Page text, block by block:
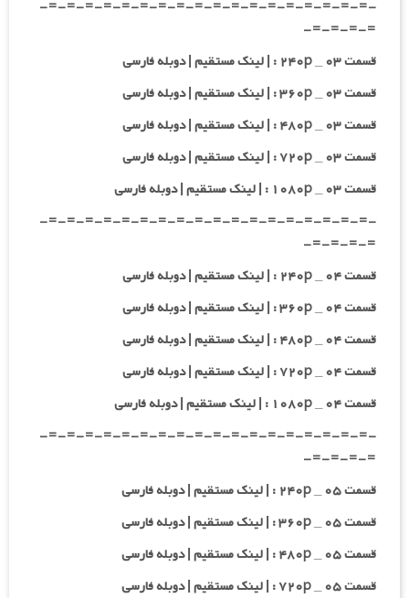
-=-=-=-=-=-=-=-=-=-=-=-=-=-=-=-=-=-=-
=-=-=-=-
قسمت ۰۳ _ ۲۴۰p : | لینک مستقیم | دوبله فارسی
قسمت ۰۳ _ ۳۶۰p : | لینک مستقیم | دوبله فارسی
قسمت ۰۳ _ ۴۸۰p : | لینک مستقیم | دوبله فارسی
قسمت ۰۳ _ ۷۲۰p : | لینک مستقیم | دوبله فارسی
قسمت ۰۳ _ ۱۰۸۰p : | لینک مستقیم | دوبله فارسی
-=-=-=-=-=-=-=-=-=-=-=-=-=-=-=-=-=-=-
=-=-=-=-
قسمت ۰۴ _ ۲۴۰p : | لینک مستقیم | دوبله فارسی
قسمت ۰۴ _ ۳۶۰p : | لینک مستقیم | دوبله فارسی
قسمت ۰۴ _ ۴۸۰p : | لینک مستقیم | دوبله فارسی
قسمت ۰۴ _ ۷۲۰p : | لینک مستقیم | دوبله فارسی
قسمت ۰۴ _ ۱۰۸۰p : | لینک مستقیم | دوبله فارسی
-=-=-=-=-=-=-=-=-=-=-=-=-=-=-=-=-=-=-
=-=-=-=-
قسمت ۰۵ _ ۲۴۰p : | لینک مستقیم | دوبله فارسی
قسمت ۰۵ _ ۳۶۰p : | لینک مستقیم | دوبله فارسی
قسمت ۰۵ _ ۴۸۰p : | لینک مستقیم | دوبله فارسی
قسمت ۰۵ _ ۷۲۰p : | لینک مستقیم | دوبله فارسی